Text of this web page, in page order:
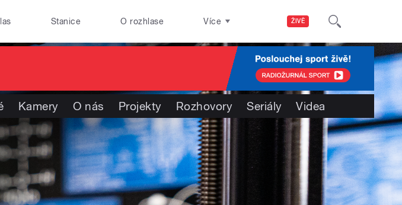
ŽIVĚ
Stanice O rozhlase Více
Kamery O nás Projekty Rozhovory Seriály Videa